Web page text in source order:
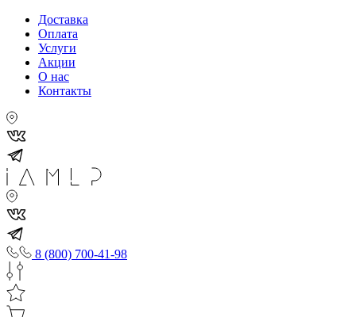
Доставка
Оплата
Услуги
Акции
О нас
Контакты
8 (800) 700-41-98